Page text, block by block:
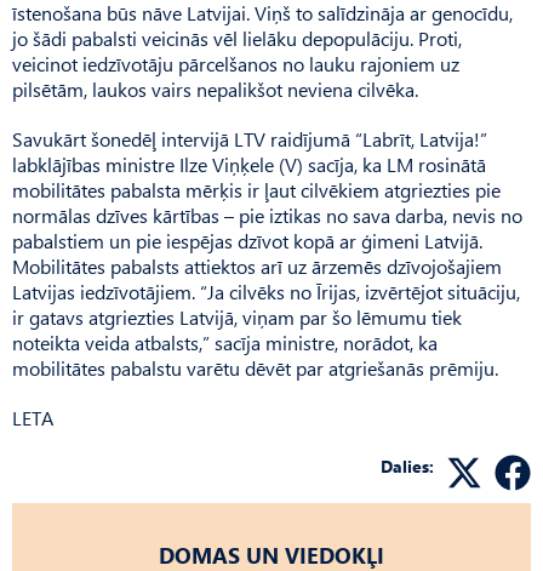
īstenošana būs nāve Latvijai. Viņš to salīdzināja ar genocīdu,
jo šādi pabalsti veicinās vēl lielāku depopulāciju. Proti,
veicinot iedzīvotāju pārcelšanos no lauku rajoniem uz
pilsētām, laukos vairs nepalikšot neviena cilvēka.
Savukārt šonedēļ intervijā LTV raidījumā “Labrīt, Latvija!”
labklājības ministre Ilze Viņķele (V) sacīja, ka LM rosinātā
mobilitātes pabalsta mērķis ir ļaut cilvēkiem atgriezties pie
normālas dzīves kārtības – pie iztikas no sava darba, nevis no
pabalstiem un pie iespējas dzīvot kopā ar ģimeni Latvijā.
Mobilitātes pabalsts attiektos arī uz ārzemēs dzīvojošajiem
Latvijas iedzīvotājiem. “Ja cilvēks no Īrijas, izvērtējot situāciju,
ir gatavs atgriezties Latvijā, viņam par šo lēmumu tiek
noteikta veida atbalsts,” sacīja ministre, norādot, ka
mobilitātes pabalstu varētu dēvēt par atgriešanās prēmiju.
LETA
Dalies:
DOMAS UN VIEDOKĻI